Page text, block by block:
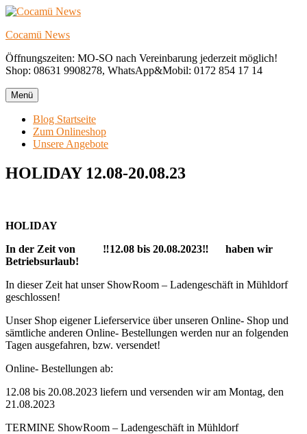
Zum
springen
Cocamü News
Öffnungszeiten: MO-SO nach Vereinbarung jederzeit möglich!
Shop: 08631 9908278, WhatsApp&Mobil: 0172 854 17 14
Menü
Blog Startseite
Zum Onlineshop
Unsere Angebote
HOLIDAY 12.08-20.08.23
HOLIDAY
In der Zeit von ‼️12.08 bis 20.08.2023‼️ haben wir
Betriebsurlaub!
In dieser Zeit hat unser ShowRoom – Ladengeschäft in Mühldorf
geschlossen!
Unser Shop eigener Lieferservice über unseren Online- Shop und
sämtliche anderen Online- Bestellungen werden nur an folgenden
Tagen ausgefahren, bzw. versendet!
Online- Bestellungen ab:
12.08 bis 20.08.2023 liefern und versenden wir am Montag, den
21.08.2023
TERMINE ShowRoom – Ladengeschäft in Mühldorf